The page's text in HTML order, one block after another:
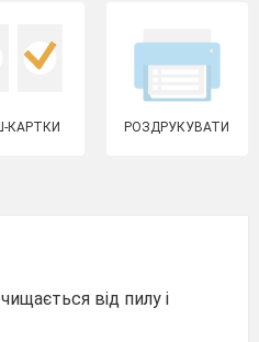
КАРТКИ РОЗДРУКУВАТИ
від пилу і